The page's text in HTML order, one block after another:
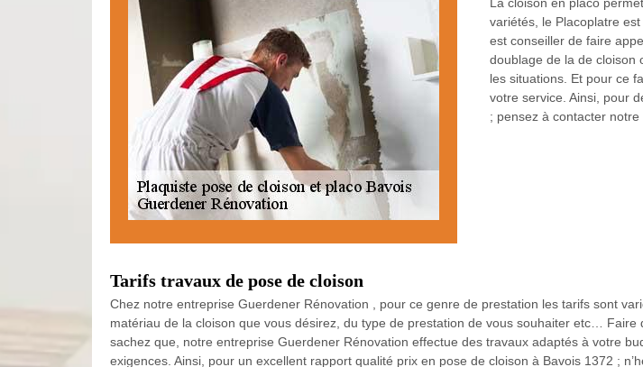
variétés, le Placoplatre
est conseiller de faire
doublage de la de cloison
les situations. Et pour ce
votre service. Ainsi, pour
; pensez à contacter notre
Tarifs travaux de pose de cloison
Chez notre entreprise Guerdener Rénovation , pour ce genre de prestation les tarifs sont
matériau de la cloison que vous désirez, du type de prestation de vous souhaiter etc…
sachez que, notre entreprise Guerdener Rénovation effectue des travaux adaptés à votre
exigences. Ainsi, pour un excellent rapport qualité prix en pose de cloison à Bavois 1372 ;